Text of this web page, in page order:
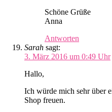
Schöne Grüße
Anna
Antworten
Sarah sagt:
3. März 2016 um 0:49 Uhr
Hallo,
Ich würde mich sehr über
Shop freuen.